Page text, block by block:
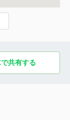
共有する